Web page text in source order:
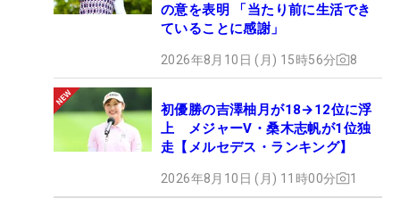
の意を表明 「当たり前に生活でき
ていることに感謝」
2026年8月10日 (月) 15時56分 8
初優勝の吉澤柚月が18→12位に浮
上 メジャーV・桑木志帆が1位独
走【メルセデス・ランキング】
2026年8月10日 (月) 11時00分 1